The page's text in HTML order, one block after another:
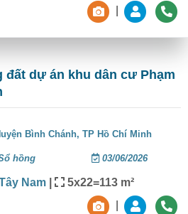
đất dự án khu dân cư Phạm
Bình Chánh,TP Hồ Chí Minh
hồng 03/06/2026
Nam | 5x22=113 m²